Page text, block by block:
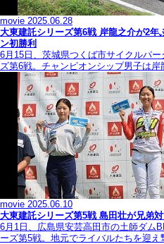
movie 2025.06.28
大東建託シリーズ第6戦 岸龍之介が2
ン初勝利
6月15日、茨城県つくば市サイクルパ
ズ第6戦。チャンピオンシップ男子は岸
movie 2025.06.10
大東建託シリーズ第5戦 島田壮が兄弟
6月1日、広島県安芸高田市の土師ダム
ーズ第5戦。地元でライバルたちを迎え